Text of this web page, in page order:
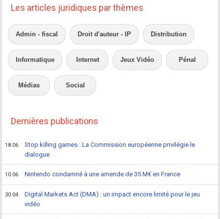
Les articles juridiques par thèmes
Admin - fiscal Droit d'auteur - IP Distribution
Informatique Internet Jeux Vidéo Pénal
Médias Social
Dernières publications
18.06
Stop killing games : La Commission européenne privilégie le
dialogue
10.06 Nintendo condamné à une amende de 35 M€ en France
30.04
Digital Markets Act (DMA) : un impact encore limité pour le jeu
vidéo